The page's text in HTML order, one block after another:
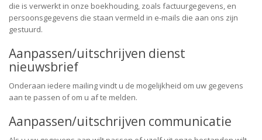
die is verwerkt in onze boekhouding, zoals factuurgegevens, en
persoonsgegevens die staan vermeld in e-mails die aan ons zijn
gestuurd.
Aanpassen/uitschrijven dienst
nieuwsbrief
Onderaan iedere mailing vindt u de mogelijkheid om uw gegevens
aan te passen of om u af te melden.
Aanpassen/uitschrijven communicatie